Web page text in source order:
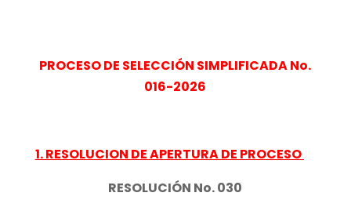
PROCESO DE SELECCIÓN SIMPLIFICADA No.
016-2026
1. RESOLUCION DE APERTURA DE PROCESO
RESOLUCIÓN No. 030